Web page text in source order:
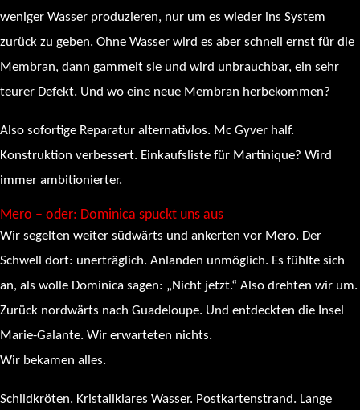
weniger Wasser produzieren, nur um es wieder ins System
zurück zu geben. Ohne Wasser wird es aber schnell ernst für die
Membran, dann gammelt sie und wird unbrauchbar, ein sehr
teurer Defekt. Und wo eine neue Membran herbekommen?
Also sofortige Reparatur alternativlos. Mc Gyver half.
Konstruktion verbessert. Einkaufsliste für Martinique? Wird
immer ambitionierter.
Mero – oder: Dominica spuckt uns aus
Wir segelten weiter südwärts und ankerten vor Mero. Der
Schwell dort: unerträglich. Anlanden unmöglich. Es fühlte sich
an, als wolle Dominica sagen: „Nicht jetzt.“ Also drehten wir um.
Zurück nordwärts nach Guadeloupe. Und entdeckten die Insel
Marie-Galante. Wir erwarteten nichts.
Wir bekamen alles.
Schildkröten. Kristallklares Wasser. Postkartenstrand. Lange